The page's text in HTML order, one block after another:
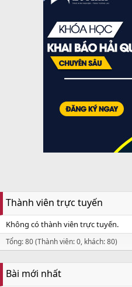
Thành viên trực tuyến
Không có thành viên trực tuyến.
Tổng: 80 (Thành viên: 0, khách: 80)
Bài mới nhất